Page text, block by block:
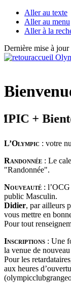
Aller au texte
Aller au menu
Aller à la
Dernière mise à
+ Bientôt
L’Olympic : votre
Randonnée : Le
"Randonnée".
Nouveauté :
public Masculin.
Didier, par ailleurs
vous mettre en
Pour tout
Inscriptions : Une
la venue de
Pour les
aux heures